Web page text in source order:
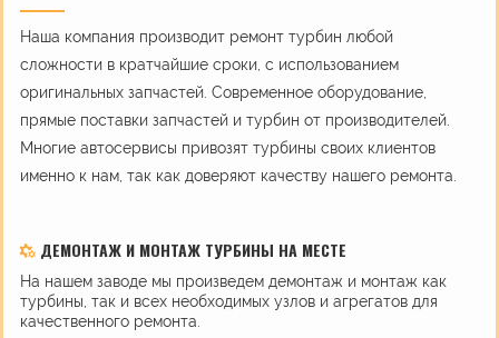
Наша компания производит ремонт турбин любой
сложности в кратчайшие сроки, с использованием
оригинальных запчастей. Современное оборудование,
прямые поставки запчастей и турбин от производителей.
Многие автосервисы привозят турбины своих клиентов
именно к нам, так как доверяют качеству нашего ремонта.
ДЕМОНТАЖ И МОНТАЖ ТУРБИНЫ НА МЕСТЕ
На нашем заводе мы произведем демонтаж и монтаж как
турбины, так и всех необходимых узлов и агрегатов для
качественного ремонта.